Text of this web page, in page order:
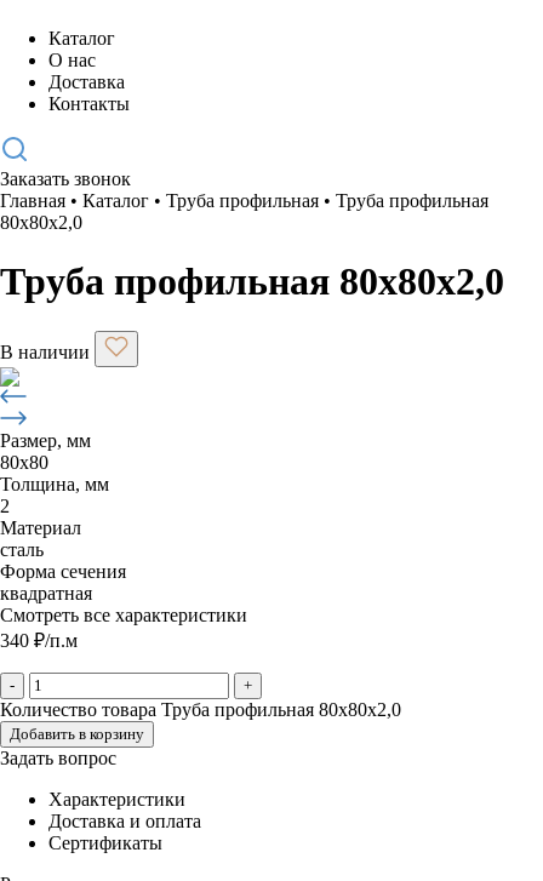
Каталог
О нас
Доставка
Контакты
Заказать звонок
Главная • Каталог • Труба профильная • Труба профильная
80х80х2,0
Труба профильная 80х80х2,0
В наличии
Размер, мм
80х80
Толщина, мм
2
Материал
сталь
Форма сечения
квадратная
Смотреть все характеристики
340 ₽/п.м
- +
Количество товара Труба профильная 80х80х2,0
Добавить в корзину
Задать вопрос
Характеристики
Доставка и оплата
Сертификаты